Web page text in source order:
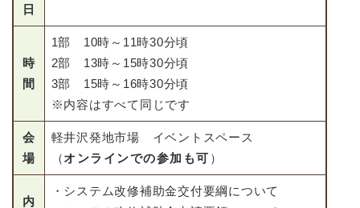
日
時
間
1部 10時～11時30分頃
2部 13時～15時30分頃
3部 15時～16時30分頃
※内容はすべて同じです
会
場
軽井沢発地市場 イベントスペース
（オンラインでの参加も可 ）
内
・システム改修補助金交付要綱について